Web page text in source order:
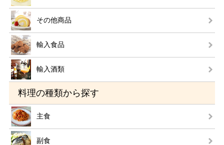
その他商品
輸入食品
輸入酒類
料理の種類から探す
主食
副食